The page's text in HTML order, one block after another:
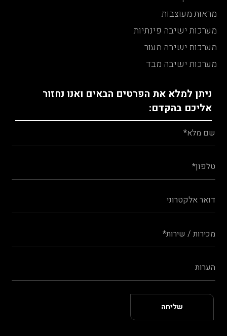
מראות מעוצבות
מערכות ישיבה פינתיות
מערכות ישיבה מעור
מערכות ישיבה מבד
ניתן למלא את הפרטים הבאים ואנו נחזור
אליכם בהקדם: